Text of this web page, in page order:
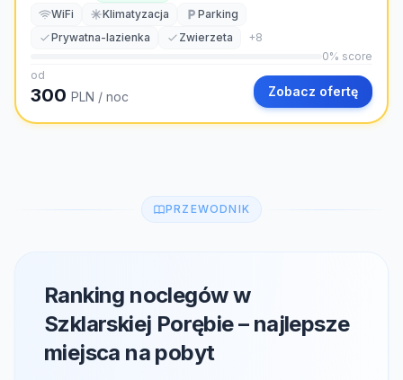
WiFi
Klimatyzacja
Parking
Prywatna-lazienka
Zwierzeta +8
0% score
od
300 PLN / noc Zobacz ofertę
PRZEWODNIK
Ranking noclegów w
Szklarskiej Porębie – najlepsze
miejsca na pobyt